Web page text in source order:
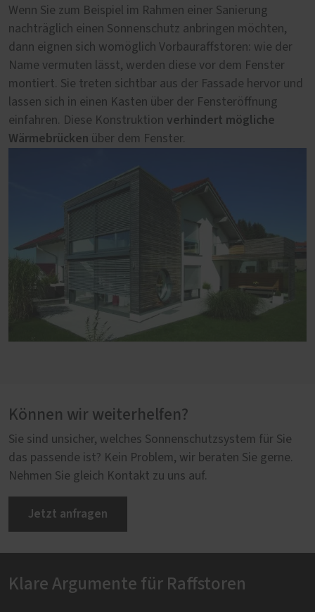
Wenn Sie zum Beispiel im Rahmen einer Sanierung
nachträglich einen Sonnenschutz anbringen möchten,
dann eignen sich womöglich Vorbauraffstoren: wie der
Name vermuten lässt, werden diese vor dem Fenster
montiert. Sie treten sichtbar aus der Fassade hervor und
lassen sich in einen Kasten über der Fensteröffnung
einfahren. Diese Konstruktion verhindert mögliche
Wärmebrücken über dem Fenster.
Direkt auf das Fenster montiert, bilden
Aufsatzraffstoreneine Einheit und können praktisch
unsichtbar in der Fassade verschwinden. Dernahtlose
Abschlussder Raffstoren mit der Fassade ergibt ein
harmonisches Erscheinungsbild. Dieses System eignet
sich entweder für eine Neubausituation oder eine
Generalsanierung.
Können wir weiterhelfen?
Sie sind unsicher, welches Sonnenschutzsystem für Sie
das passende ist? Kein Problem, wir beraten Sie gerne.
Nehmen Sie gleich Kontakt zu uns auf.
Jetzt anfragen
Klare Argumente für Raffstoren